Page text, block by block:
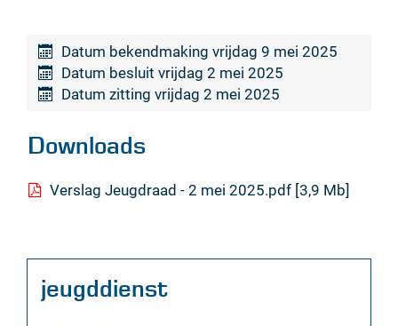
Datum bekendmaking vrijdag 9 mei 2025
Datum besluit vrijdag 2 mei 2025
Datum zitting vrijdag 2 mei 2025
Downloads
Verslag Jeugdraad - 2 mei 2025.pdf 3,9 Mb
Contact
jeugddienst